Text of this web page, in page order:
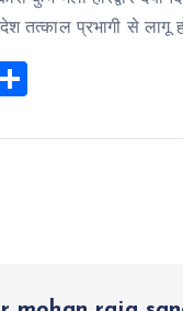
तत्काल प्रभागी से लागू
T
a